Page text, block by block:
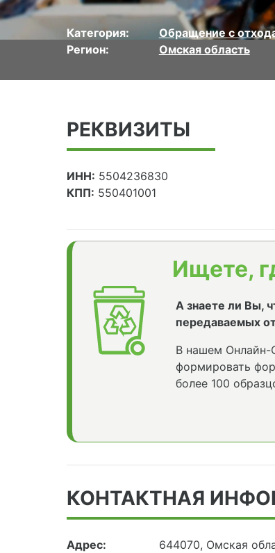
Категория: Обращение с
Регион:
Омская область
РЕКВИЗИТЫ
ИНН: 5504236830
КПП: 550401001
Ищете,
А знаете ли Вы,
передаваемых
В нашем Онлайн-
формировать
более 100
КОНТАКТНАЯ
Адрес: 644070, Омская